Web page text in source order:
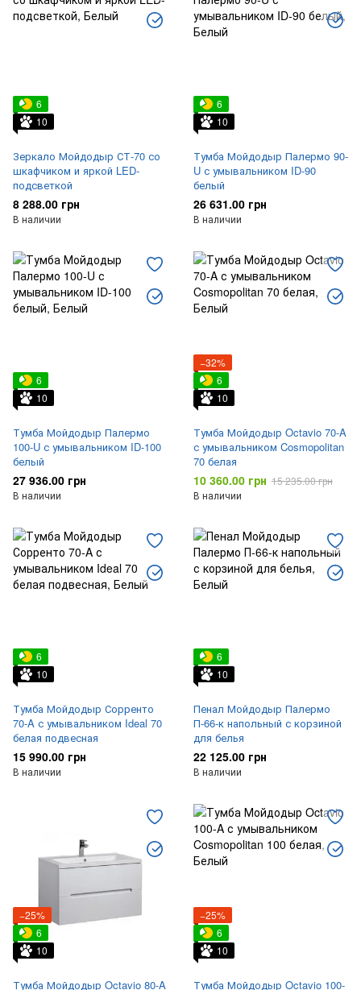
6
10
Зеркало Мойдодыр СТ-70 со
шкафчиком и яркой LED-
подсветкой
8 288.00 грн
В наличии
6
10
Тумба Мойдодыр Палермо 90-
U с умывальником ID-90
белый
26 631.00 грн
В наличии
6
10
Тумба Мойдодыр Палермо
100-U с умывальником ID-100
белый
27 936.00 грн
В наличии
−32%
6
10
Тумба Мойдодыр Octavio 70-A
с умывальником Cosmopolitan
70 белая
10 360.00 грн 15 235.00 грн
В наличии
6
10
Тумба Мойдодыр Сорренто
70-A с умывальником Ideal 70
белая подвесная
15 990.00 грн
В наличии
6
10
Пенал Мойдодыр Палермо
П-66-к напольный с корзиной
для белья
22 125.00 грн
В наличии
−25%
6
10
Тумба Мойдодыр Octavio 80-A
−25%
6
10
Тумба Мойдодыр Octavio 100-